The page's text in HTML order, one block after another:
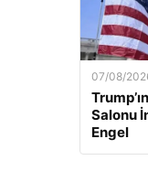
07/08/
Salonu
Engel